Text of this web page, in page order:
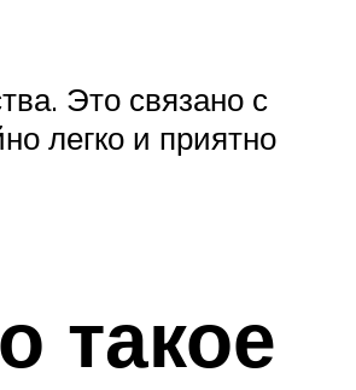
Это связано с
легко и приятно
такое